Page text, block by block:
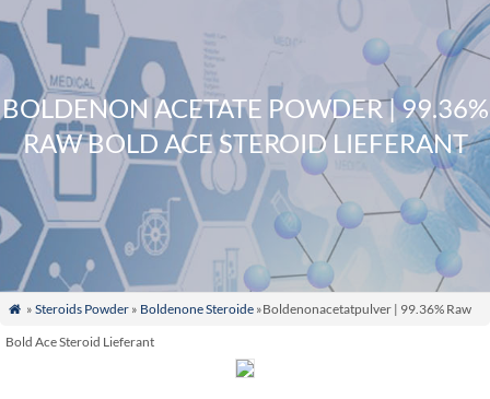
BOLDENON ACETATE POWDER | 99.36%
RAW BOLD ACE STEROID LIEFERANT
 » Steroids Powder» Boldenone Steroide»Boldenonacetatpulver | 99.36% Raw
Bold Ace Steroid Lieferant